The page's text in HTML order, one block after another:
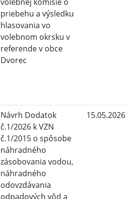
priebehu a výsledku
hlasovania vo
volebnom okrsku v
referende v obce
Dvorec
Návrh Dodatok
č.1/2026 k VZN
č.1/2015 o spôsobe
náhradného
zásobovania vodou,
náhradného
odovzdávania
odpadových vôd a
15.05.2026